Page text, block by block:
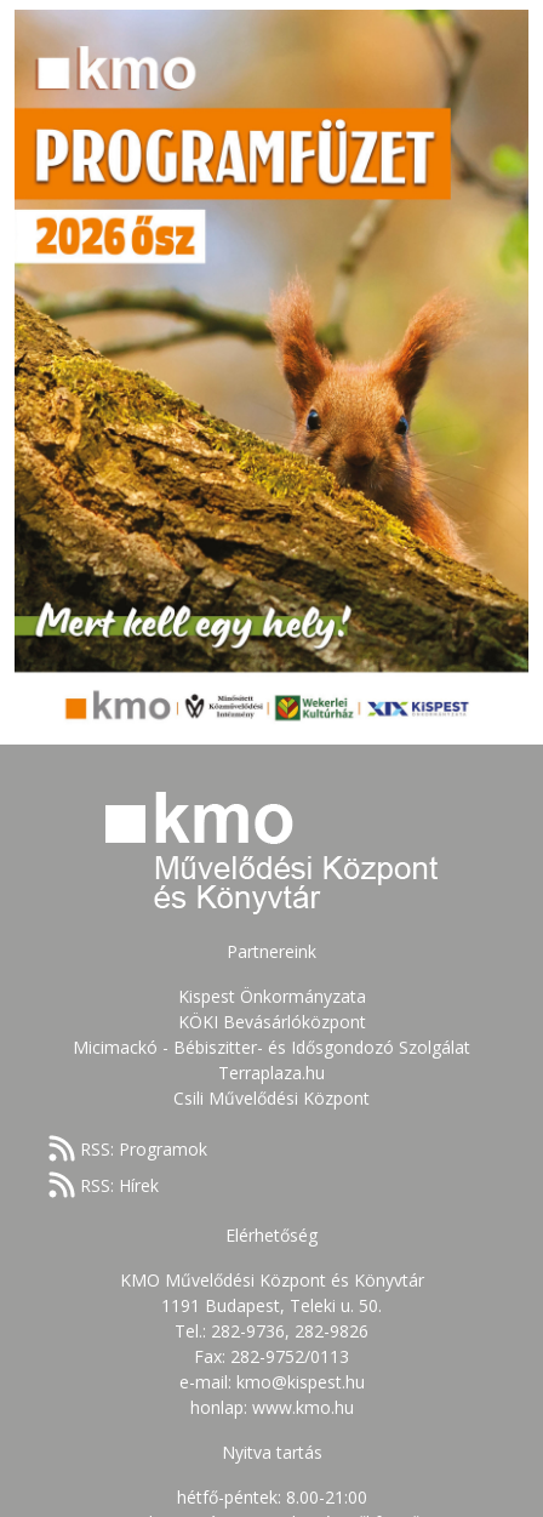
Partnereink
Kispest Önkormányzata
KÖKI Bevásárlóközpont
Micimackó - Bébiszitter- és Idősgondozó Szolgálat
Terraplaza.hu
Csili Művelődési Központ
RSS: Programok
RSS: Hírek
Elérhetőség
KMO Művelődési Központ és Könyvtár
1191 Budapest, Teleki u. 50.
Tel.: 282-9736, 282-9826
Fax: 282-9752/0113
e-mail: kmo@kispest.hu
honlap: www.kmo.hu
Nyitva tartás
hétfő-péntek: 8.00-21:00